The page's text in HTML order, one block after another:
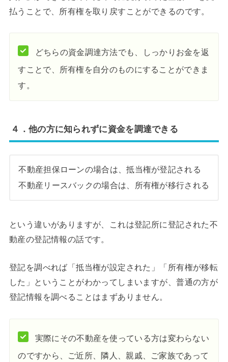
払うことで、所有権を取り戻すことができるのです。
どちらの資金調達方法でも、しっかりお金を返
すことで、所有権を自分のものにすることができま
す。
４．他の方に知られずに資金を調達できる
不動産担保ローンの場合は、抵当権が登記される
不動産リースバックの場合は、所有権が移行される
という違いがありますが、これは登記所に登記された不
動産の登記情報の話です。
登記を調べれば「抵当権が設定された」「所有権が移転
した」ということがわかってしまいますが、普通の方が
登記情報を調べることはまずありません。
実際にその不動産を使っている方は変わらない
のですから、ご近所、隣人、親戚、ご家族であって